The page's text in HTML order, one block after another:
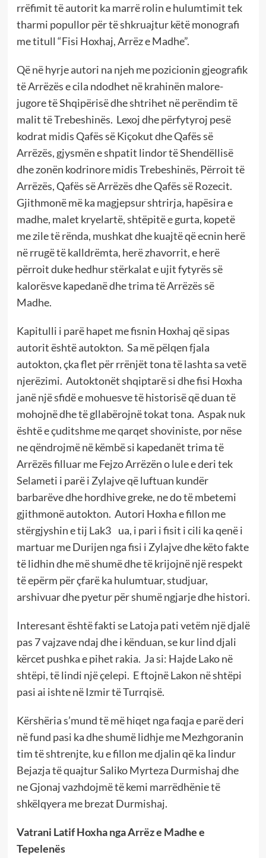
rrëfimit të autorit ka marrë rolin e hulumtimit tek
tharmi popullor për të shkruajtur këtë monografi
me titull “Fisi Hoxhaj, Arrëz e Madhe”.
Që në hyrje autori na njeh me pozicionin gjeografik
të Arrëzës e cila ndodhet në krahinën malore-
jugore të Shqipërisë dhe shtrihet në perëndim të
malit të Trebeshinës. Lexoj dhe përfytyroj pesë
kodrat midis Qafës së Kiçokut dhe Qafës së
Arrëzës, gjysmën e shpatit lindor të Shendëllisë
dhe zonën kodrinore midis Trebeshinës, Përroit të
Arrëzës, Qafës së Arrëzës dhe Qafës së Rozecit.
Gjithmonë më ka magjepsur shtrirja, hapësira e
madhe, malet kryelartë, shtëpitë e gurta, kopetë
me zile të rënda, mushkat dhe kuajtë që ecnin herë
në rrugë të kalldrëmta, herë zhavorrit, e herë
përroit duke hedhur stërkalat e ujit fytyrës së
kalorësve kapedanë dhe trima të Arrëzës së
Madhe.
Kapitulli i parë hapet me fisnin Hoxhaj që sipas
autorit është autokton. Sa më pëlqen fjala
autokton, çka flet për rrënjët tona të lashta sa vetë
njerëzimi. Autoktonët shqiptarë si dhe fisi Hoxha
janë një sfidë e mohuesve të historisë që duan të
mohojnë dhe të gllabërojnë tokat tona. Aspak nuk
është e çuditshme me qarqet shoviniste, por nëse
ne qëndrojmë në këmbë si kapedanët trima të
Arrëzës filluar me Fejzo Arrëzën o lule e deri tek
Selameti i parë i Zylajve që luftuan kundër
barbarëve dhe hordhive greke, ne do të mbetemi
gjithmonë autokton. Autori Hoxha e fillon me
stërgjyshin e tij Lak3 ua, i pari i fisit i cili ka qenë i
martuar me Durijen nga fisi i Zylajve dhe këto fakte
të lidhin dhe më shumë dhe të krijojnë një respekt
të epërm për çfarë ka hulumtuar, studjuar,
arshivuar dhe pyetur për shumë ngjarje dhe histori.
Interesant është fakti se Latoja pati vetëm një djalë
pas 7 vajzave ndaj dhe i kënduan, se kur lind djali
kërcet pushka e pihet rakia. Ja si: Hajde Lako në
shtëpi, të lindi një çelepi. E ftojnë Lakon në shtëpi
pasi ai ishte në Izmir të Turrqisë.
Kërshëria s’mund të më hiqet nga faqja e parë deri
në fund pasi ka dhe shumë lidhje me Mezhgoranin
tim të shtrenjte, ku e fillon me djalin që ka lindur
Bejazja të quajtur Saliko Myrteza Durmishaj dhe
ne Gjonaj vazhdojmë të kemi marrëdhënie të
shkëlqyera me brezat Durmishaj.
Vatrani Latif Hoxha nga Arrëz e Madhe e
Tepelenës